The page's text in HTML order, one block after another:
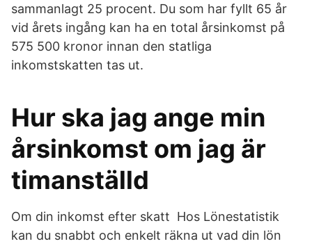
sammanlagt 25 procent. Du som har fyllt 65 år
vid årets ingång kan ha en total årsinkomst på
575 500 kronor innan den statliga
inkomstskatten tas ut.
Hur ska jag ange min
årsinkomst om jag är
timanställd
Om din inkomst efter skatt Hos Lönestatistik
kan du snabbt och enkelt räkna ut vad din lön